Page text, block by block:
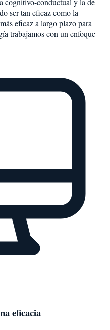
ser tan eficaz como la
eficaz a largo plazo para
trabajamos con un enfoque
eficacia